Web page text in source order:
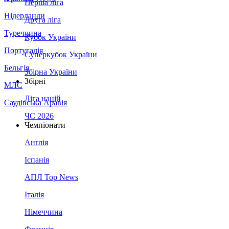
Нідерланди
Туреччина
Португалія
Бельгія
МЛС
Саудівська Аравія
Перша ліга
Друга ліга
Кубок України
Суперкубок України
Збірна України
Збірні
Ліга націй
ЧС 2026
Чемпіонати
Англія
Іспанія
АПЛ Top News
Італія
Німеччина